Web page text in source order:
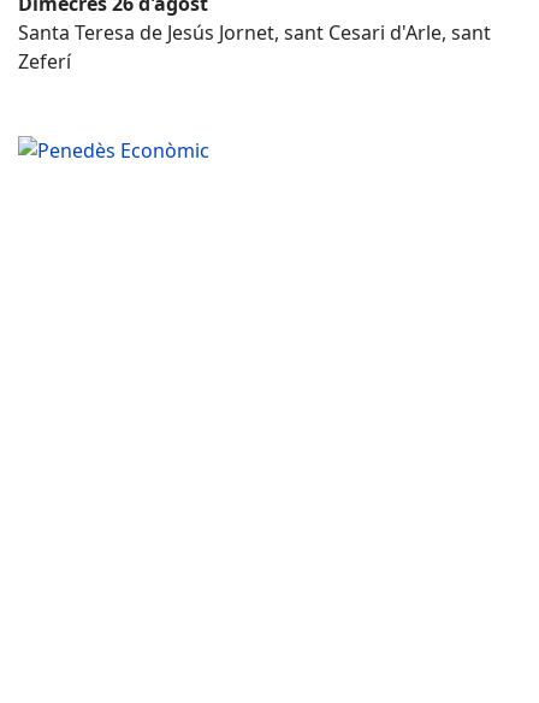
Santa Teresa de Jesús Jornet, sant Cesari d'Arle, sant
Zeferí